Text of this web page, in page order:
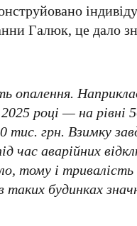
Галюк, це дало
опалення.
2025 році— на рівні
тис. грн. Взимку
час аварійних
тому і тривалість
будинках